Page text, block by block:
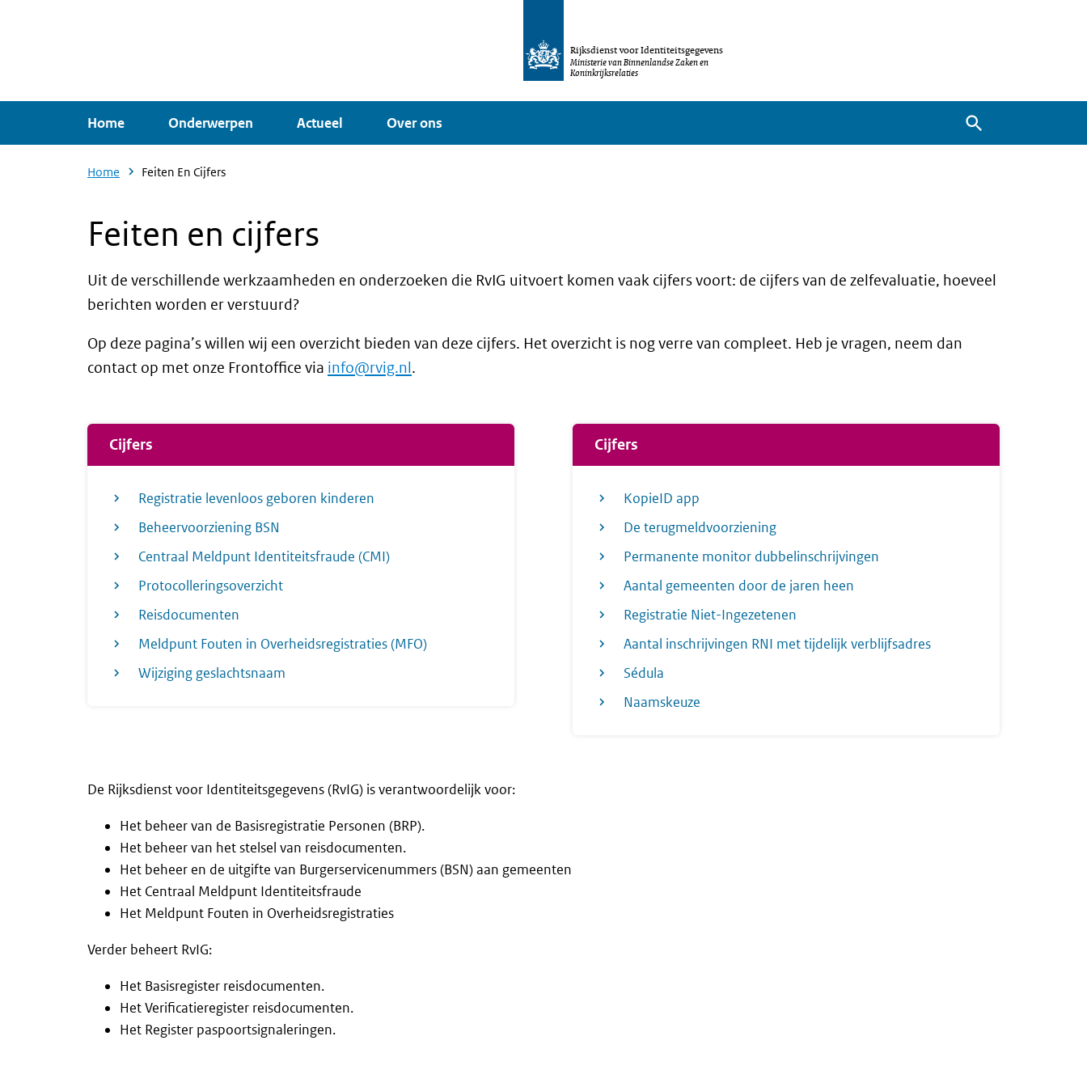
de
gaan
Rijksdienst voor Identiteitsgegevens
Ministerie van Binnenlandse Zaken en
Koninkrijksrelaties
Home Onderwerpen Actueel Over ons
Zoeken
Home Feiten En Cijfers
Feiten en cijfers
Uit de verschillende werkzaamheden en onderzoeken die RvIG uitvoert komen vaak cijfers voort: de cijfers van de zelfevaluatie, hoeveel
berichten worden er verstuurd?
Op deze pagina’s willen wij een overzicht bieden van deze cijfers. Het overzicht is nog verre van compleet. Heb je vragen, neem dan
contact op met onze Frontoffice via info@rvig.nl.
Cijfers
Registratie levenloos geboren kinderen
Beheervoorziening BSN
Centraal Meldpunt Identiteitsfraude (CMI)
Protocolleringsoverzicht
Reisdocumenten
Meldpunt Fouten in Overheidsregistraties (MFO)
Wijziging geslachtsnaam
Cijfers
KopieID app
De terugmeldvoorziening
Permanente monitor dubbelinschrijvingen
Aantal gemeenten door de jaren heen
Registratie Niet-Ingezetenen
Aantal inschrijvingen RNI met tijdelijk verblijfsadres
Sédula
Naamskeuze
De Rijksdienst voor Identiteitsgegevens (RvIG) is verantwoordelijk voor:
Het beheer van de Basisregistratie Personen (BRP).
Het beheer van het stelsel van reisdocumenten.
Het beheer en de uitgifte van Burgerservicenummers (BSN) aan gemeenten
Het Centraal Meldpunt Identiteitsfraude
Het Meldpunt Fouten in Overheidsregistraties
Verder beheert RvIG:
Het Basisregister reisdocumenten.
Het Verificatieregister reisdocumenten.
Het Register paspoortsignaleringen.